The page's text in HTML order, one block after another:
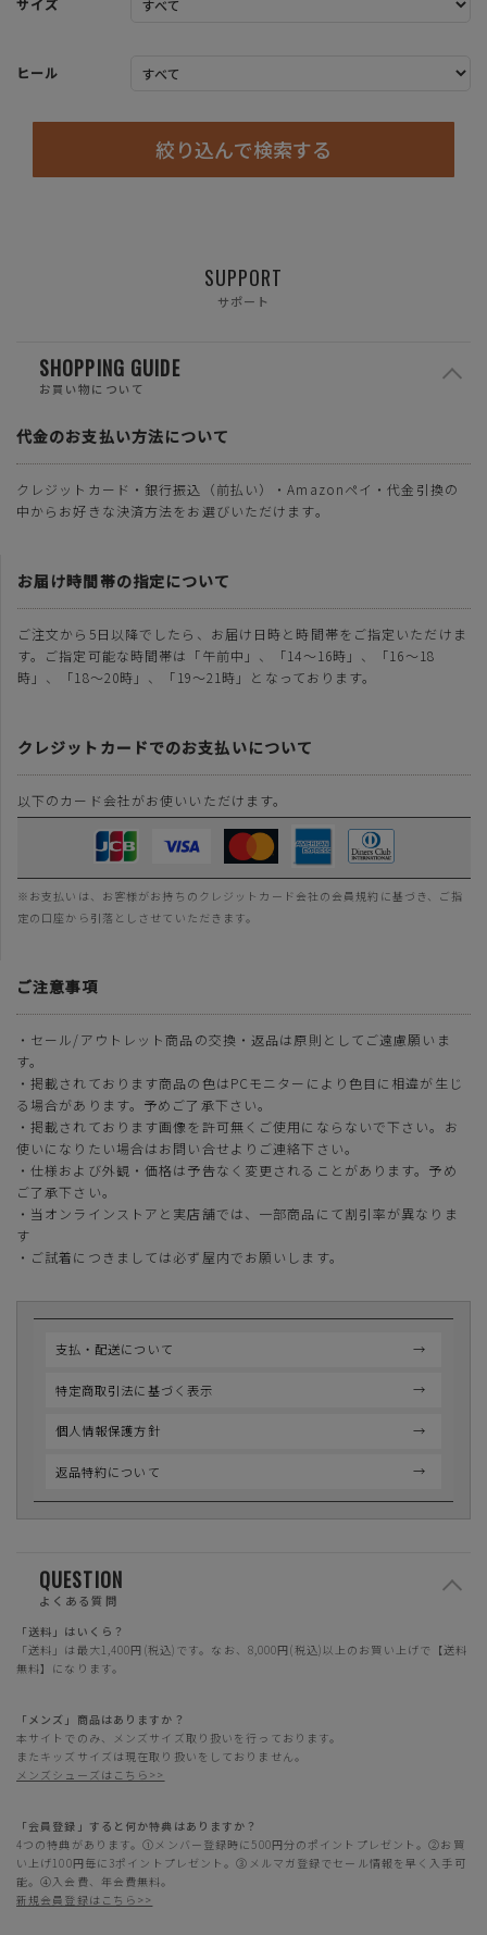
サイズ
ヒール
絞り込んで検索する
SUPPORT
サポート
SHOPPING GUIDE
お買い物について
代金のお支払い方法について
クレジットカード・銀行振込（前払い）・Amazonペイ・代金引換の
中からお好きな決済方法をお選びいただけます。
お届け時間帯の指定について
ご注文から5日以降でしたら、お届け日時と時間帯をご指定いただけま
す。ご指定可能な時間帯は「午前中」、「14～16時」、「16～18
時」、「18～20時」、「19～21時」となっております。
クレジットカードでのお支払いについて
以下のカード会社がお使いいただけます。
※お支払いは、お客様がお持ちのクレジットカード会社の会員規約に基づき、ご指
定の口座から引落としさせていただきます。
ご注意事項
・セール/アウトレット商品の交換・返品は原則としてご遠慮願いま
す。
・掲載されております商品の色はPCモニターにより色目に相違が生じ
る場合があります。予めご了承下さい。
・掲載されております画像を許可無くご使用にならないで下さい。お
使いになりたい場合はお問い合せよりご連絡下さい。
・仕様および外観・価格は予告なく変更されることがあります。予め
ご了承下さい。
・当オンラインストアと実店舗では、一部商品にて割引率が異なりま
す
・ご試着につきましては必ず屋内でお願いします。
支払・配送について
特定商取引法に基づく表示
個人情報保護方針
返品特約について
QUESTION
よくある質問
「送料」はいくら？
「送料」は最大1,400円(税込)です。なお、8,000円(税込)以上のお買い上げで【送料
無料】になります。
「メンズ」商品はありますか？
本サイトでのみ、メンズサイズ取り扱いを行っております。
またキッズサイズは現在取り扱いをしておりません。
メンズシューズはこちら>>
「会員登録」すると何か特典はありますか？
4つの特典があります。①メンバー登録時に500円分のポイントプレゼント。②お買
い上げ100円毎に3ポイントプレゼント。③メルマガ登録でセール情報を早く入手可
能。④入会費、年会費無料。
新規会員登録はこちら>>